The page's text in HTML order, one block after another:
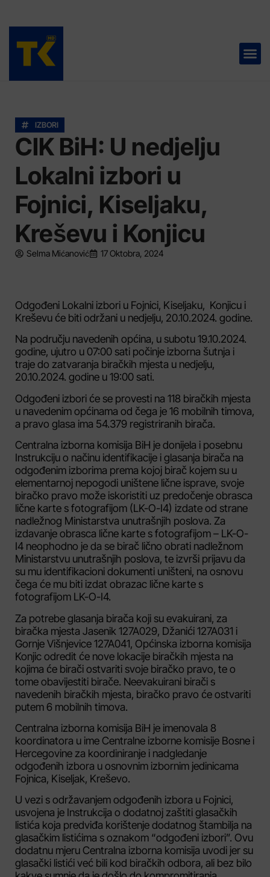
IZBORI
CIK BiH: U nedjelju
Lokalni izbori u
Fojnici, Kiseljaku,
Kreševu i Konjicu
Selma Mićanović 17 Oktobra, 2024
Odgođeni Lokalni izbori u Fojnici, Kiseljaku, Konjicu i
Kreševu će biti održani u nedjelju, 20.10.2024. godine.
Na području navedenih općina, u subotu 19.10.2024.
godine, ujutro u 07:00 sati počinje izborna šutnja i
traje do zatvaranja biračkih mjesta u nedjelju,
20.10.2024. godine u 19:00 sati.
Odgođeni izbori će se provesti na 118 biračkih mjesta
u navedenim općinama od čega je 16 mobilnih timova,
a pravo glasa ima 54.379 registriranih birača.
Centralna izborna komisija BiH je donijela i posebnu
Instrukciju o načinu identifikacije i glasanja birača na
odgođenim izborima prema kojoj birač kojem su u
elementarnoj nepogodi uništene lične isprave, svoje
biračko pravo može iskoristiti uz predočenje obrasca
lične karte s fotografijom (LK-O-I4) izdate od strane
nadležnog Ministarstva unutrašnjih poslova. Za
izdavanje obrasca lične karte s fotografijom – LK-O-
I4 neophodno je da se birač lično obrati nadležnom
Ministarstvu unutrašnjih poslova, te izvrši prijavu da
su mu identifikacioni dokumenti uništeni, na osnovu
čega će mu biti izdat obrazac lične karte s
fotografijom LK-O-I4.
Za potrebe glasanja birača koji su evakuirani, za
biračka mjesta Jasenik 127A029, Džanići 127A031 i
Gornje Višnjevice 127A041, Općinska izborna komisija
Konjic odredit će nove lokacije biračkih mjesta na
kojima će birači ostvariti svoje biračko pravo, te o
tome obavijestiti birače. Neevakuirani birači s
navedenih biračkih mjesta, biračko pravo će ostvariti
putem 6 mobilnih timova.
Centralna izborna komisija BiH je imenovala 8
koordinatora u ime Centralne izborne komisije Bosne i
Hercegovine za koordiniranje i nadgledanje
odgođenih izbora u osnovnim izbornim jedinicama
Fojnica, Kiseljak, Kreševo.
U vezi s održavanjem odgođenih izbora u Fojnici,
usvojena je Instrukcija o dodatnoj zaštiti glasačkih
listića koja predviđa korištenje dodatnog štambilja na
glasačkim listićima s oznakom “odgođeni izbori”. Ovu
dodatnu mjeru Centralna izborna komisija uvodi jer su
glasački listići već bili kod biračkih odbora, ali bez bilo